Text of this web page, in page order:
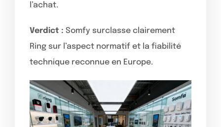
l’achat.
Verdict : Somfy surclasse clairement
Ring sur l’aspect normatif et la fiabilité
technique reconnue en Europe.